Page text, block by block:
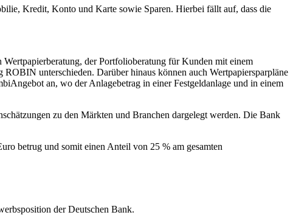
Kredit, Konto und Karte sowie Sparen. Hierbei fällt auf, dass die
der Portfolioberatung für Kunden mit einem
unterschieden. Darüber hinaus können auch Wertpapiersparpläne
an, wo der Anlagebetrag in einer Festgeldanlage und in einem
zu den Märkten und Branchen dargelegt werden. Die Bank
betrug und somit einen Anteil von 25 % am gesamten
der Deutschen Bank.